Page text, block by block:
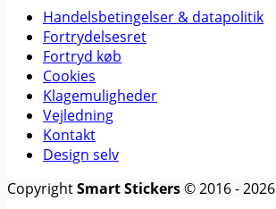
Handelsbetingelser & datapolitik
Fortrydelsesret
Fortryd køb
Cookies
Klagemuligheder
Vejledning
Kontakt
Design selv
CopyrightSmart Stickers© 2016 - 2026